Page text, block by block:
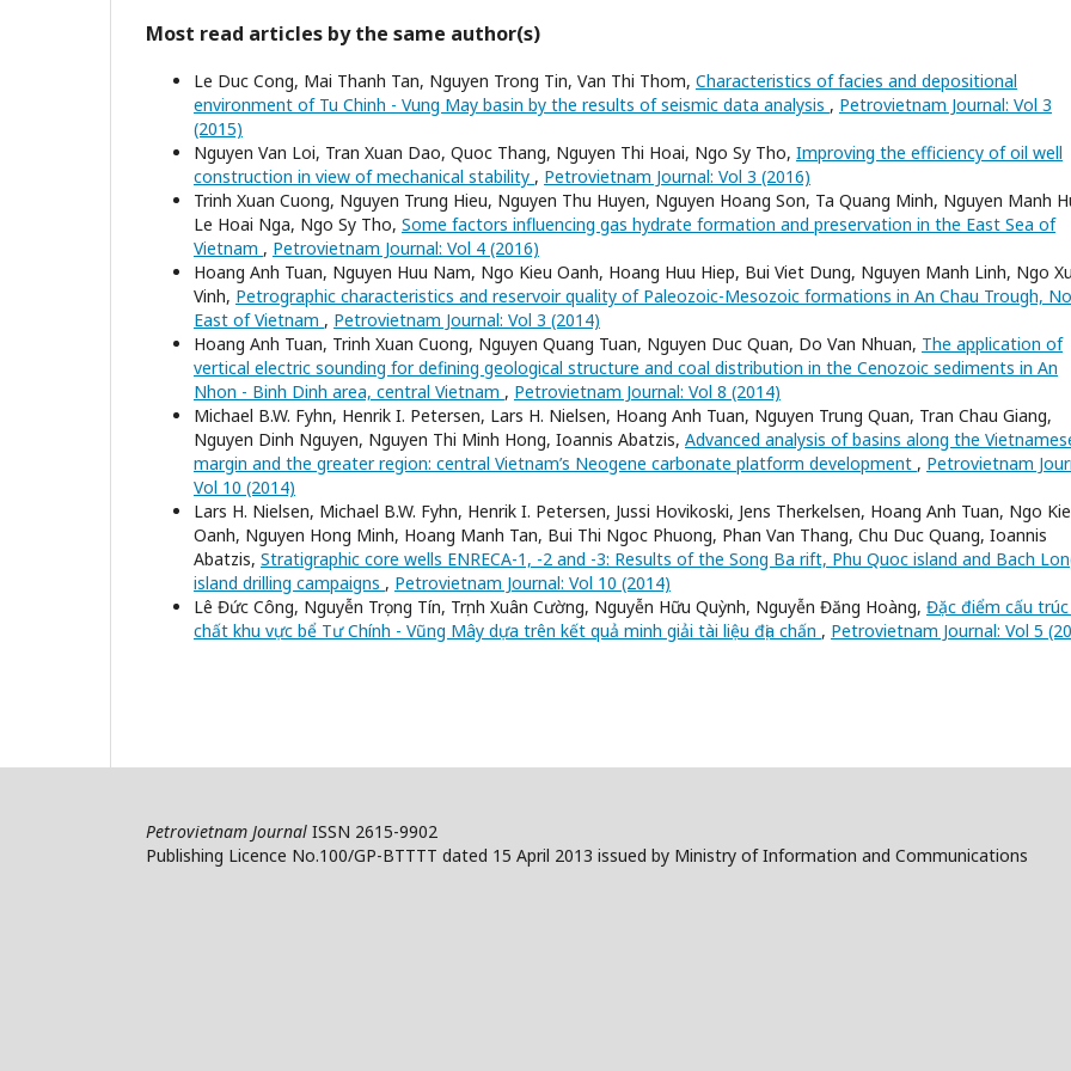
Most read articles by the same author(s)
Le Duc Cong, Mai Thanh Tan, Nguyen Trong Tin, Van Thi Thom, Characteristics of facies and depositional
environment of Tu Chinh - Vung May basin by the results of seismic data analysis , Petrovietnam Journal: Vol 3
(2015)
Nguyen Van Loi, Tran Xuan Dao, Quoc Thang, Nguyen Thi Hoai, Ngo Sy Tho, Improving the efficiency of oil well
construction in view of mechanical stability , Petrovietnam Journal: Vol 3 (2016)
Trinh Xuan Cuong, Nguyen Trung Hieu, Nguyen Thu Huyen, Nguyen Hoang Son, Ta Quang Minh, Nguyen Manh
Le Hoai Nga, Ngo Sy Tho, Some factors influencing gas hydrate formation and preservation in the East Sea of
Vietnam , Petrovietnam Journal: Vol 4 (2016)
Hoang Anh Tuan, Nguyen Huu Nam, Ngo Kieu Oanh, Hoang Huu Hiep, Bui Viet Dung, Nguyen Manh Linh, Ngo
Vinh, Petrographic characteristics and reservoir quality of Paleozoic-Mesozoic formations in An Chau Trough,
East of Vietnam , Petrovietnam Journal: Vol 3 (2014)
Hoang Anh Tuan, Trinh Xuan Cuong, Nguyen Quang Tuan, Nguyen Duc Quan, Do Van Nhuan, The application of
vertical electric sounding for defining geological structure and coal distribution in the Cenozoic sediments in An
Nhon - Binh Dinh area, central Vietnam , Petrovietnam Journal: Vol 8 (2014)
Michael B.W. Fyhn, Henrik I. Petersen, Lars H. Nielsen, Hoang Anh Tuan, Nguyen Trung Quan, Tran Chau Giang,
Nguyen Dinh Nguyen, Nguyen Thi Minh Hong, Ioannis Abatzis, Advanced analysis of basins along the
margin and the greater region: central Vietnam’s Neogene carbonate platform development , Petrovietnam
Vol 10 (2014)
Lars H. Nielsen, Michael B.W. Fyhn, Henrik I. Petersen, Jussi Hovikoski, Jens Therkelsen, Hoang Anh Tuan, Ngo
Oanh, Nguyen Hong Minh, Hoang Manh Tan, Bui Thi Ngoc Phuong, Phan Van Thang, Chu Duc Quang, Ioannis
Abatzis, Stratigraphic core wells ENRECA-1, -2 and -3: Results of the Song Ba rift, Phu Quoc island and Bach
island drilling campaigns , Petrovietnam Journal: Vol 10 (2014)
Lê Đức Công, Nguyễn Trọng Tín, Trịnh Xuân Cường, Nguyễn Hữu Quỳnh, Nguyễn Đăng Hoàng, Đặc điểm cấu trúc
chất khu vực bể Tư Chính - Vũng Mây dựa trên kết quả minh giải tài liệu địa chấn , Petrovietnam Journal: Vol 5
Petrovietnam Journal ISSN 2615-9902
Publishing Licence No.100/GP-BTTTT dated 15 April 2013 issued by Ministry of Information and Communications